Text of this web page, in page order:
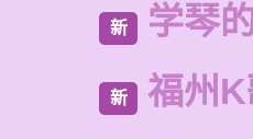
新 学琴
新 福州